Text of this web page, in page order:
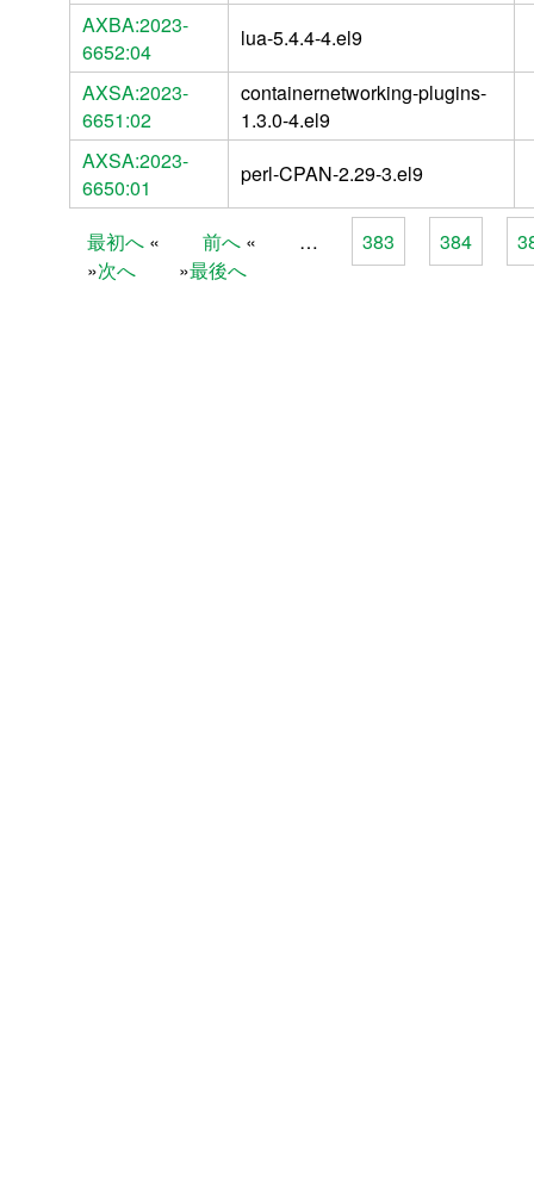
AXBA:2023-
6652:04
lua-5.4.4-4.el9
AXSA:2023-
6651:02
containernetworking-plugins-
1.3.0-4.el9
AXSA:2023-
6650:01
perl-CPAN-2.29-3.el9
Pages
最初へ 前へ … 383 384
次へ
最後へ